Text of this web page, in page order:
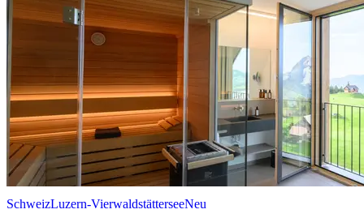
SchweizLuzern-VierwaldstätterseeNeu